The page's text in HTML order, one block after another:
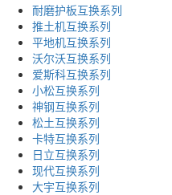
耐磨护板互换系列
推土机互换系列
平地机互换系列
沃尔沃互换系列
爱斯科互换系列
小松互换系列
神钢互换系列
松土互换系列
卡特互换系列
日立互换系列
现代互换系列
大宇互换系列